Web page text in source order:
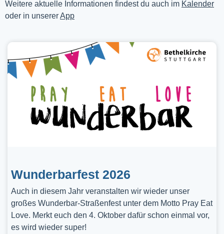
Weitere aktuelle Informationen findest du auch im Kalender
oder in unsererApp
Wunderbarfest 2026
Auch in diesem Jahr veranstalten wir wieder unser
großes Wunderbar-Straßenfest unter dem Motto Pray Eat
Love. Merkt euch den 4. Oktober dafür schon einmal vor,
es wird wieder super!